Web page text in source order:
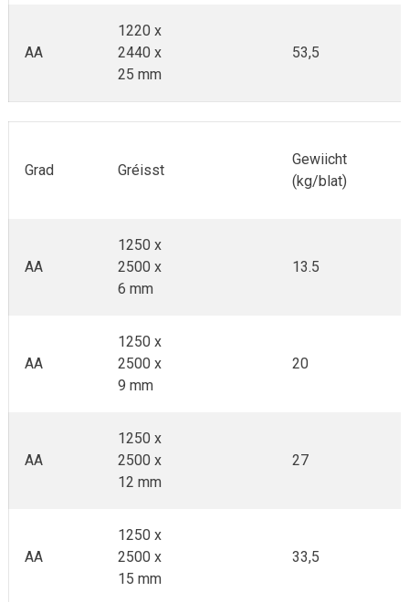
AA
1220 x
2440 x
25 mm
53,5
Grad Gréisst
Gewiicht
(kg/blat)
AA
1250 x
2500 x
6 mm
13.5
AA
1250 x
2500 x
9 mm
20
AA
1250 x
2500 x
12 mm
27
AA
1250 x
2500 x
15 mm
33,5